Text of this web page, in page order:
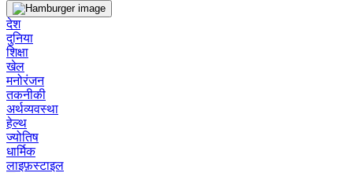
देश
दुनिया
शिक्षा
खेल
मनोरंजन
तकनीकी
अर्थव्यवस्था
हेल्थ
ज्योतिष
धार्मिक
लाइफ़स्टाइल